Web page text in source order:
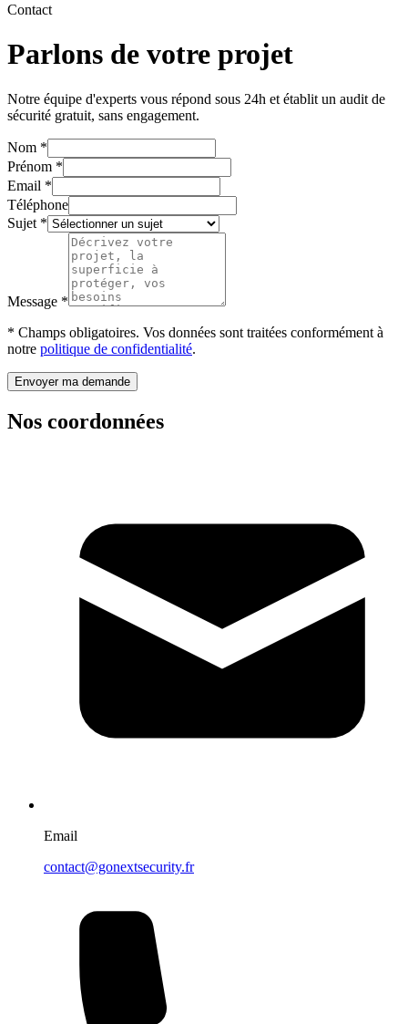
Contact
Parlons de votre projet
Notre équipe d'experts vous répond sous 24h et établit un audit de
sécurité gratuit, sans engagement.
Nom *
Prénom *
Email *
Téléphone
Sujet *
Message *
* Champs obligatoires. Vos données sont traitées conformément à
notre politique de confidentialité.
Envoyer ma demande
Nos coordonnées
Email
contact@gonextsecurity.fr